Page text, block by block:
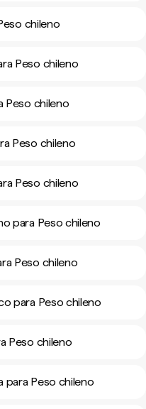
chileno
Peso chileno
Peso chileno
Peso chileno
Peso chileno
para Peso chileno
Peso chileno
para Peso chileno
Peso chileno
para Peso chileno